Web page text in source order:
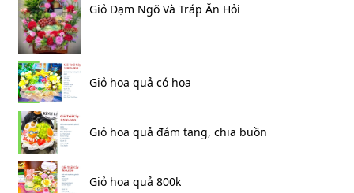
Giỏ Dạm Ngõ Và Tráp Ăn Hỏi
Giỏ hoa quả có hoa
Giỏ hoa quả đám tang, chia buồn
Giỏ hoa quả 800k